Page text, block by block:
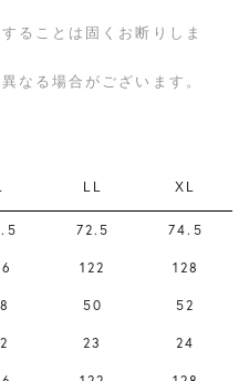
ることは固くお断りしま
なる場合がございます。
LL XL
72.5 74.5
122 128
50 52
23 24